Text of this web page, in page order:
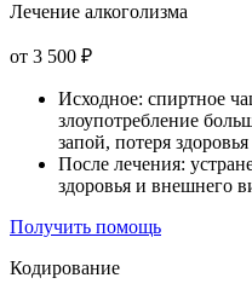
Лечение алкоголизма
от 3 500 ₽
Исходное: спиртное
злоупотребление
запой, потеря
После лечения:
здоровья и внешнего
Получить помощь
Кодирование